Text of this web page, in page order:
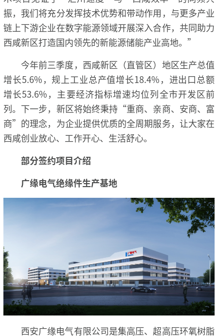
振，我们将充分发挥技术优势和带动作用，与更多产业
链上下游企业在数字能源领域开展深入合作，共同助力
西咸新区打造国内领先的新能源储能产业高地。”
今年前三季度，西咸新区（直管区）地区生产总值
增长5.6%，规上工业总产值增长18.4%，进出口总额
增长53.6%，主要经济指标增速均位列全市开发区前
列。下一步，新区将始终秉持“重商、亲商、安商、富
商”的理念，为企业提供优质的全周期服务，让大家在
西咸创业放心、工作开心、生活舒心。
部分签约项目介绍
广缘电气绝缘件生产基地
西安广缘电气有限公司是集高压、超高压环氧树脂